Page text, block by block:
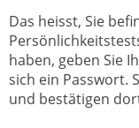
Das heisst, Sie
haben, geben Sie
sich ein Passwort.
und bestätigen